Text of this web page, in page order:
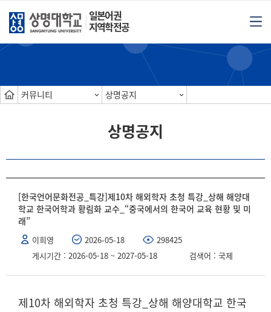
일본어권
지역학전공
커뮤니티 상명공지
상명공지
[한국언어문화전공_특강]제10차 해외학자 초청 특강_상해 해양대
학교 한국어학과 황림화 교수_“중국에서의 한국어 교육 현황 및 미
래”
이희영 2026-05-18
298425
게시기간 : 2026-05-18 ~ 2027-05-18
검색어 : 국제
제10차 해외학자 초청 특강_상해 해양대학교 한국